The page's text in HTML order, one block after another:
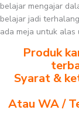
belajar mengajar
belajar jadi
ada meja untuk alas
Produk
Syarat &
Atau WA /